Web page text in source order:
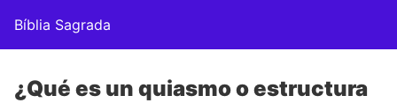
Bíblia Sagrada
¿Qué es un quiasmo o estructura